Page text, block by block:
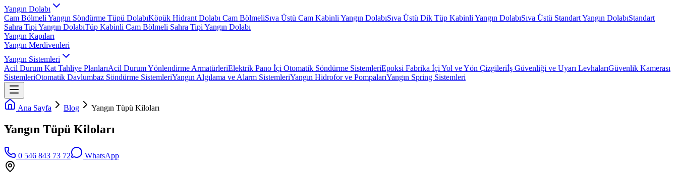
Yangın Dolabı
Cam Bölmeli Yangın Söndürme Tüpü DolabıKöpük Hidrant Dolabı Cam BölmeliSıva Üstü Cam Kabinli Yangın DolabıSıva Üstü Dik Tüp Kabinli Yangın DolabıSıva Üstü Standart Yangın DolabıStandart
Sahra Tipi Yangın DolabıTüp Kabinli Cam Bölmeli Sahra Tipi Yangın Dolabı
Yangın Kapıları
Yangın Merdivenleri
Yangın Sistemleri
Acil Durum Kat Tahliye PlanlarıAcil Durum Yönlendirme ArmatürleriElektrik Pano İçi Otomatik Söndürme SistemleriEpoksi Fabrika İçi Yol ve Yön Çizgileriİş Güvenliği ve Uyarı LevhalarıGüvenlik Kamerası
SistemleriOtomatik Davlumbaz Söndürme SistemleriYangın Algılama ve Alarm SistemleriYangın Hidrofor ve PompalarıYangın Spring Sistemleri
Ana Sayfa Blog Yangın Tüpü Kiloları
Yangın Tüpü Kiloları
0 546 843 73 72 WhatsApp